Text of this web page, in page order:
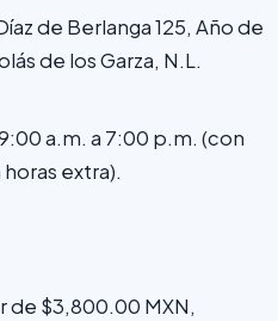
de Berlanga 125, Año de
de los Garza, N.L.
a.m. a 7:00 p.m. (con
extra).
de $3,800.00 MXN,